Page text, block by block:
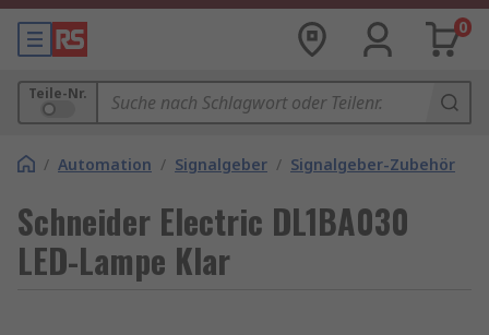
0
Teile-Nr.
/ Automation / Signalgeber / Signalgeber-Zubehör
Schneider Electric DL1BA030
LED-Lampe Klar